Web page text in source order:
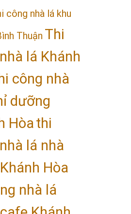
công nhà lá khu
Thuận Thi
lá Khánh
công nhà
dưỡng
Hòathi
lá nhà
Hòa
nhà lá